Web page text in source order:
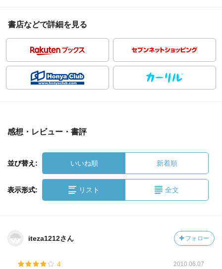
書店などで詳細を見る
感想・レビュー・書評
並び替え: いいね順 新着順
表示形式: リスト 全文
iteza1212さん フォロー
4 2010.06.07